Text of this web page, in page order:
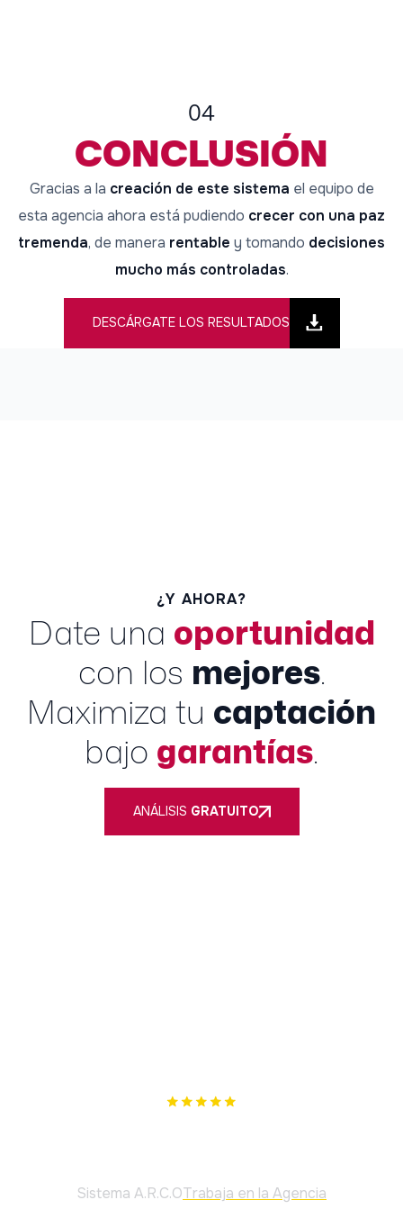
04
CONCLUSIÓN
Gracias a la creación de este sistema el equipo de
esta agencia ahora está pudiendo crecer con una paz
tremenda, de manera rentable y tomando decisiones
mucho más controladas.
DESCÁRGATE LOS RESULTADOS
¿Y AHORA?
Date una oportunidad
con los mejores.
Maximiza tu captación
bajo garantías.
ANÁLISIS GRATUITO
Sistema A.R.C.OTrabaja en la Agencia